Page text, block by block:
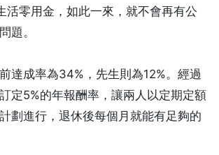
活零用金，如此一來，就不會再有公
題。
達成率為34%，先生則為12%。經過
定5%的年報酬率，讓兩人以定期定額
劃進行，退休後每個月就能有足夠的